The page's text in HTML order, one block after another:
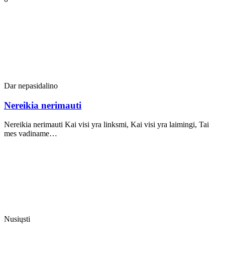
Dar nepasidalino
Nereikia nerimauti
Nereikia nerimauti Kai visi yra linksmi, Kai visi yra laimingi, Tai
mes vadiname…
Nusiųsti